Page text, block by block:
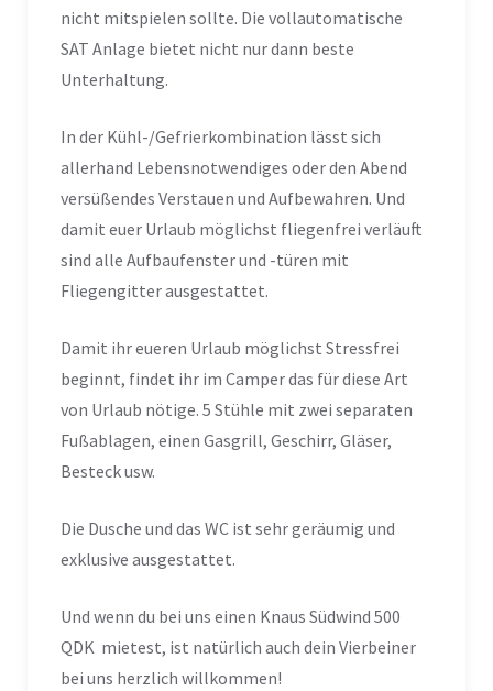
nicht mitspielen sollte. Die vollautomatische
SAT Anlage bietet nicht nur dann beste
Unterhaltung.
In der Kühl-/Gefrierkombination lässt sich
allerhand Lebensnotwendiges oder den Abend
versüßendes Verstauen und Aufbewahren. Und
damit euer Urlaub möglichst fliegenfrei verläuft
sind alle Aufbaufenster und -türen mit
Fliegengitter ausgestattet.
Damit ihr eueren Urlaub möglichst Stressfrei
beginnt, findet ihr im Camper das für diese Art
von Urlaub nötige. 5 Stühle mit zwei separaten
Fußablagen, einen Gasgrill, Geschirr, Gläser,
Besteck usw.
Die Dusche und das WC ist sehr geräumig und
exklusive ausgestattet.
Und wenn du bei uns einen Knaus Südwind 500
QDK mietest, ist natürlich auch dein Vierbeiner
bei uns herzlich willkommen!